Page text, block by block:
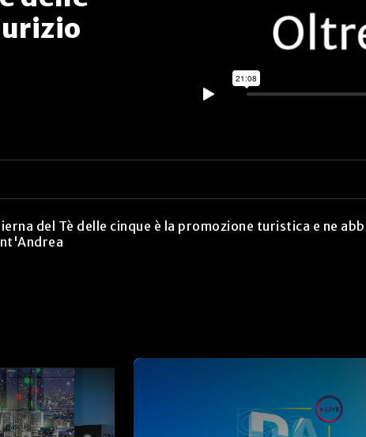
del Tè delle cinque è la promozione turistica e ne